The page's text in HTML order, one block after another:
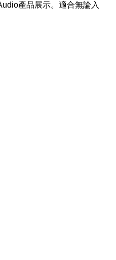
產品展示。適合無論入